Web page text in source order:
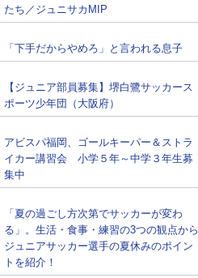
たち／ジュニサカMIP
「下手だからやめろ」と言われる息子
【ジュニア部員募集】堺白鷺サッカース
ポーツ少年団（大阪府）
アビスパ福岡、ゴールキーパー＆ストラ
イカー講習会 小学５年～中学３年生募
集中
「夏の過ごし方次第でサッカーが変わ
る」。生活・食事・練習の3つの観点から
ジュニアサッカー選手の夏休みのポイン
トを紹介！